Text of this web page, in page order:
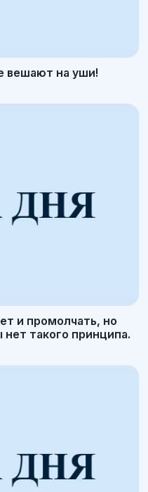
вешают на уши!
и промолчать, но
такого принципа.